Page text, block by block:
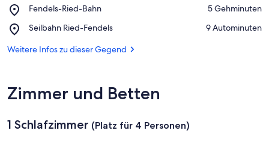
Fendels
Fendels-Ried-Bahn
Place,
Ried-
‪5 Gehminuten‬
Seilbahn Ried-Fendels
Place,
Ried-
‪9 Autominuten‬
Weitere Infos zu dieser Gegend
Zimmer und Betten
1 Schlafzimmer (Platz für 4 Personen)